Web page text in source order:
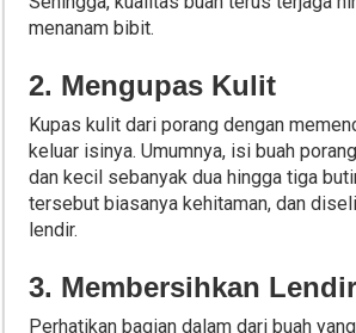
menanam bibit.
2. Mengupas Kulit
Kupas kulit dari porang dengan
keluar isinya. Umumnya, isi buah
dan kecil sebanyak dua hingga tiga
tersebut biasanya kehitaman, dan
lendir.
3. Membersihkan Lendir
Perhatikan bagian dalam dari buah